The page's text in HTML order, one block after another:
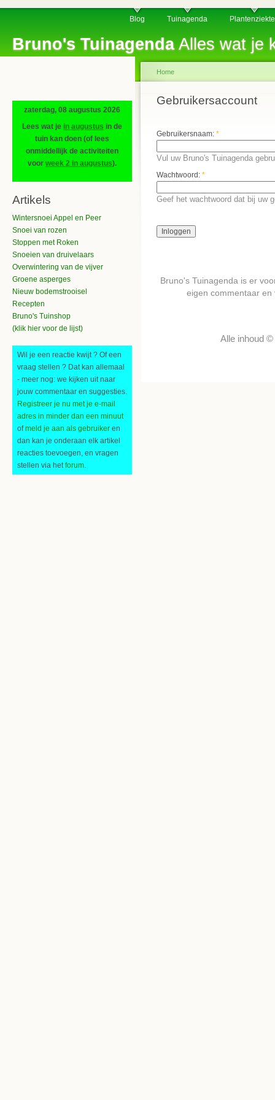
Bruno's TuinagendaAlles wat je
Blog Tuinagenda
zaterdag, 08 augustus 2026
Lees wat je in augustus in de
tuin kan doen (of lees
onmiddellijk de activiteiten
voor week 2 in augustus).
Artikels
Wintersnoei Appel en Peer
Snoei van rozen
Stoppen met Roken
Snoeien van druivelaars
Overwintering van de vijver
Groene asperges
Nieuw bodemstrooisel
Recepten
Bruno's Tuinshop
(klik hier voor de lijst)
Wil je een reactie kwijt ? Of een
vraag stellen ? Dat kan allemaal
- meer nog: we kijken uit naar
jouw commentaar en suggesties.
Registreer je nu met je e-mail
adres in minder dan een minuut
ofmeld je aan als gebruiker en
dan kan je onderaan elk artikel
reacties toevoegen, en vragen
stellen via hetforum.
Home
Gebruikersaccount
Gebruikersnaam: *
Vul uw Bruno's Tuinagenda
Wachtwoord: *
Geef het wachtwoord dat bij uw
Bruno's Tuinagenda is er
eigen commentaar
Alle inhoud